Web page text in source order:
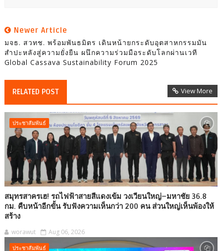
Newer Article
มจธ. สวทช. พร้อมพันธมิตร เดินหน้ายกระดับอุตสาหกรรมมัน
สำปะหลังสู่ความยั่งยืน ผนึกความร่วมมือระดับโลกผ่านเวที
Global Cassava Sustainability Forum 2025
RELATED POST View More
ประชาสัมพันธ์
สมุทรสาครเฮ! รถไฟฟ้าสายสีแดงเข้ม วงเวียนใหญ่–มหาชัย 36.8
กม. คืบหน้าอีกขั้น รับฟังความเห็นกว่า 200 คน ส่วนใหญ่เห็นพ้องให้
สร้าง
worawut Aug 06, 2026
ประชาสัมพันธ์